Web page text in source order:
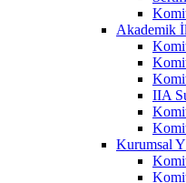
Akademik
IIA
Kurumsal